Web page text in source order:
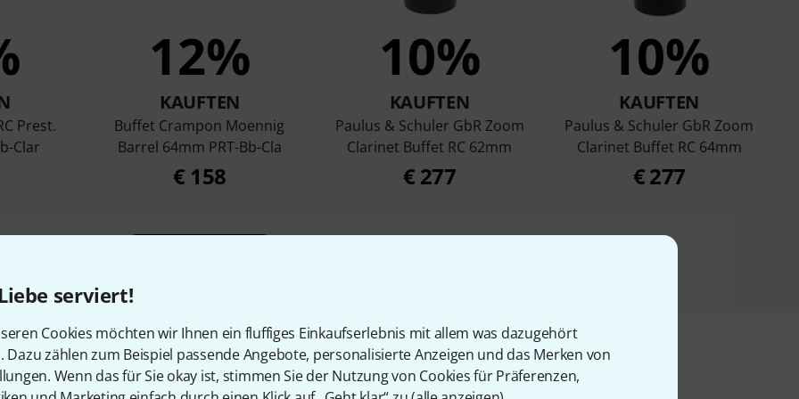
serviert!
Cookies möchten wir Ihnen ein fluffiges Einkaufserlebnis mit allem was dazugehört
Dazu zählen zum Beispiel passende Angebote, personalisierte Anzeigen und das Merken von
Wenn das für Sie okay ist, stimmen Sie der Nutzung von Cookies für Präferenzen,
Prest.
Clar
12%
KAUFTEN
Buffet Crampon Moennig
Barrel 64mm PRT-Bb-Cla
€ 158
10%
KAUFTEN
Paulus & Schuler GbR Zoom
Clarinet Buffet RC 62mm
€ 277
10%
KAUFTEN
Paulus & Schuler GbR Zoom
Clarinet Buffet RC 64mm
€ 277